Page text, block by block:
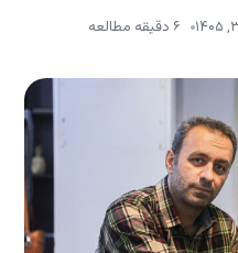
۶ دقیقه مطالعه